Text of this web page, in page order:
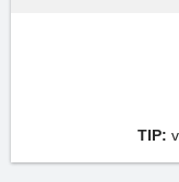
TIP: